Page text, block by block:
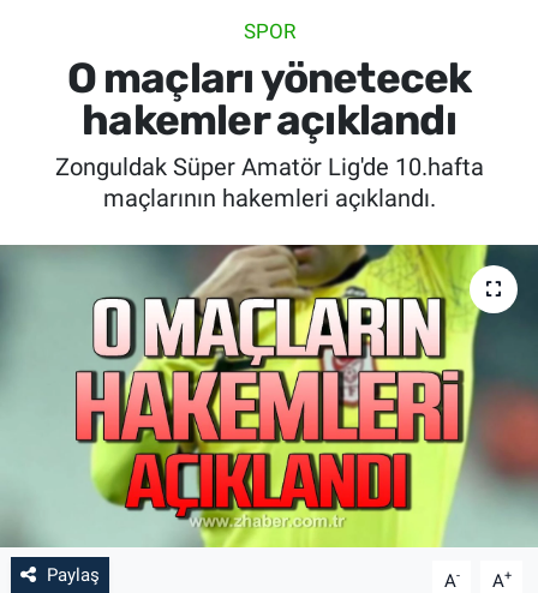
SPOR
O maçları yönetecek
hakemler açıklandı
Zonguldak Süper Amatör Lig'de 10.hafta
maçlarının hakemleri açıklandı.
Paylaş A- A+
SPOR
SAĞLIK